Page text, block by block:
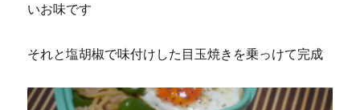
いお味です
それと塩胡椒で味付けした目玉焼きを乗っけて完成